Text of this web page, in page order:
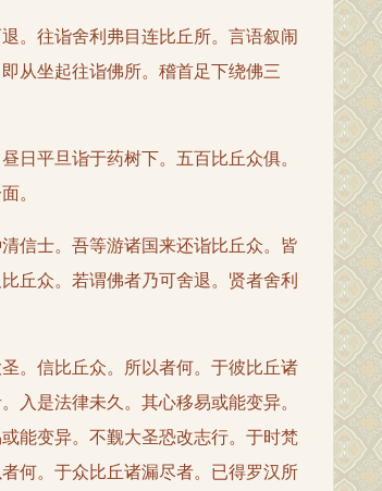
。往诣舍利弗目连比丘所。言语叙闹
从坐起往诣佛所。稽首足下绕佛三
平旦诣于药树下。五百比丘众俱。
。
信士。吾等游诸国来还诣比丘众。皆
丘众。若谓佛者乃可舍退。贤者舍利
。信比丘众。所以者何。于彼比丘诸
入是法律未久。其心移易或能变异。
能变异。不觐大圣恐改志行。于时梵
何。于众比丘诸漏尽者。已得罗汉所